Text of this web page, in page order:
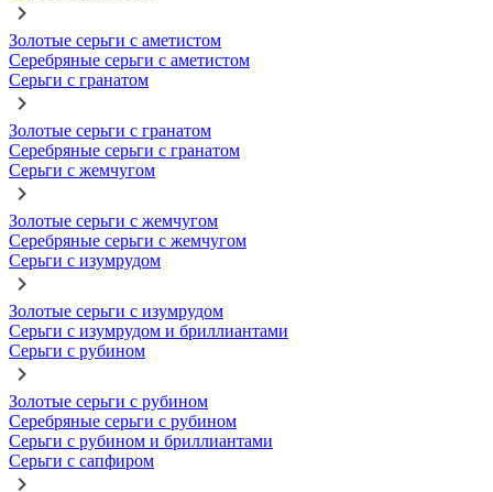
Золотые серьги с аметистом
Серебряные серьги с аметистом
Серьги с гранатом
Золотые серьги с гранатом
Серебряные серьги с гранатом
Серьги с жемчугом
Золотые серьги с жемчугом
Серебряные серьги с жемчугом
Серьги с изумрудом
Золотые серьги с изумрудом
Серьги с изумрудом и бриллиантами
Серьги с рубином
Золотые серьги с рубином
Серебряные серьги с рубином
Серьги с рубином и бриллиантами
Серьги с сапфиром